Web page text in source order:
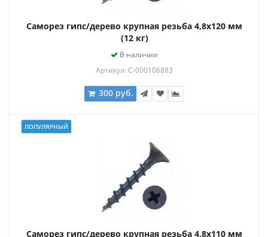
Саморез гипс/дерево крупная резьба 4,8х120 мм
(12 кг)
В наличии
Артикул: С-000106883
300 руб.
ПОПУЛЯРНЫЙ
Саморез гипс/дерево крупная резьба 4,8х110 мм